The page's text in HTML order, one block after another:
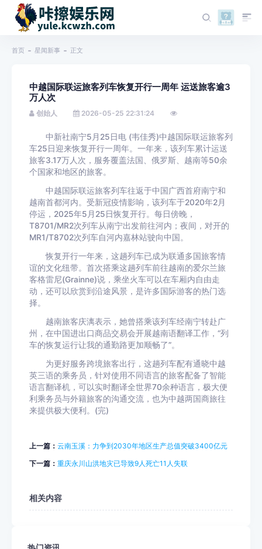
首页 星闻新事 正文
中越国际联运旅客列车恢复开行一周年 运送旅客逾3
万人次
创始人 2026-05-25 22:31:24
中新社南宁5月25日电 (韦佳秀)中越国际联运旅客列
车25日迎来恢复开行一周年。一年来，该列车累计运送
旅客3.17万人次，服务覆盖法国、俄罗斯、越南等50余
个国家和地区的旅客。
中越国际联运旅客列车往返于中国广西首府南宁和
越南首都河内。受新冠疫情影响，该列车于2020年2月
停运，2025年5月25日恢复开行。每日傍晚，
T8701/MR2次列车从南宁出发前往河内；夜间，对开的
MR1/T8702次列车自河内嘉林站驶向中国。
恢复开行一年来，这趟列车已成为联通多国旅客情
谊的文化纽带。首次搭乘这趟列车前往越南的爱尔兰旅
客格雷尼(Grainne)说，乘坐火车可以在车厢内自由走
动，还可以欣赏到沿途风景，是许多国际游客的热门选
择。
越南旅客庆漓表示，她曾搭乘该列车经南宁转赴广
州，在中国进出口商品交易会开展越南语翻译工作，“列
车的恢复运行让我的通勤路更加顺畅了”。
为更好服务跨境旅客出行，这趟列车配有通晓中越
英三语的乘务员，针对使用不同语言的旅客配备了智能
语言翻译机，可以实时翻译全世界70余种语言，极大便
利乘务员与外籍旅客的沟通交流，也为中越两国商旅往
来提供极大便利。(完)
上一篇： 云南玉溪：力争到2030年地区生产总值突破3400亿元
下一篇： 重庆永川山洪地灾已导致9人死亡11人失联
相关内容